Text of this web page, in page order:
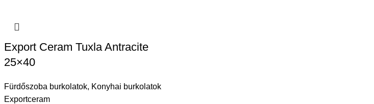
Export Ceram Tuxla Antracite
25×40
Fürdőszoba burkolatok, Konyhai burkolatok
Exportceram